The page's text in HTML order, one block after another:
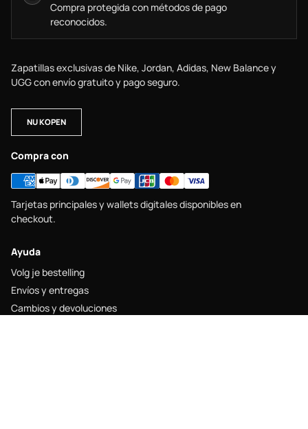
Compra protegida con métodos de pago
reconocidos.
Zapatillas exclusivas de Nike, Jordan, Adidas, New Balance y
UGG con envío gratuito y pago seguro.
NU KOPEN
Compra con
Tarjetas principales y wallets digitales disponibles en
checkout.
Ayuda
Volg je bestelling
Envíos y entregas
Cambios y devoluciones